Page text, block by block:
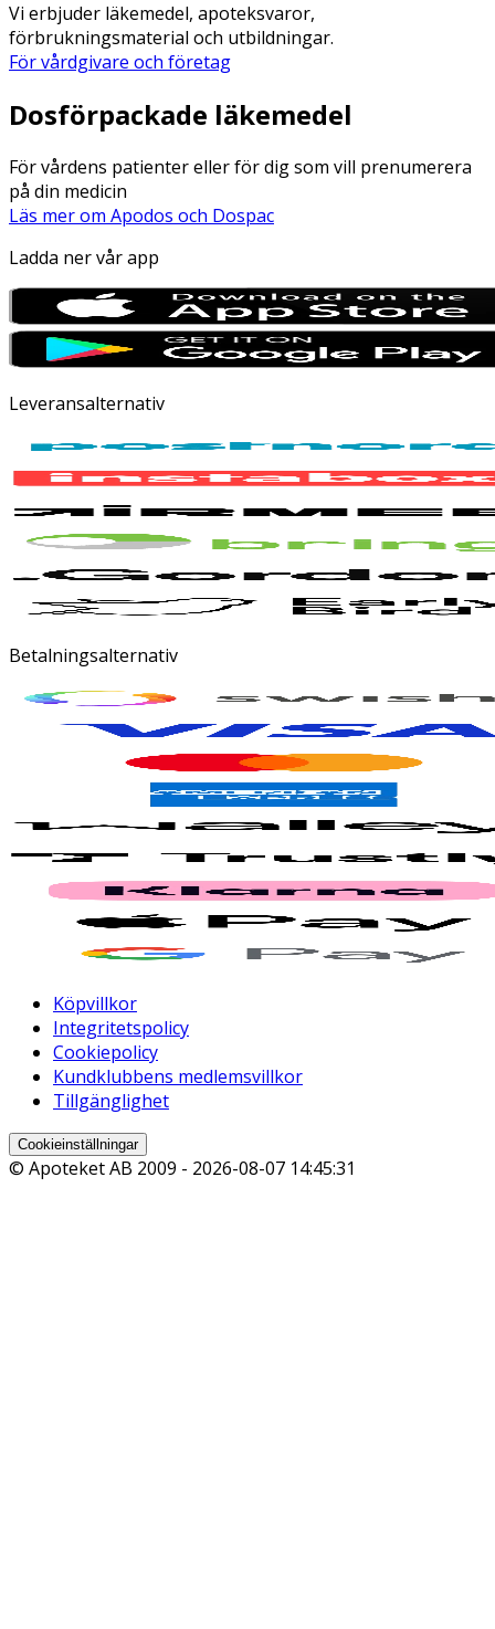
Vi erbjuder läkemedel, apoteksvaror,
förbrukningsmaterial och utbildningar.
För vårdgivare och företag
Dosförpackade läkemedel
För vårdens patienter eller för dig som vill prenumerera
på din medicin
Läs mer om Apodos och Dospac
Ladda ner vår app
Leveransalternativ
Betalningsalternativ
Köpvillkor
Integritetspolicy
Cookiepolicy
Kundklubbens medlemsvillkor
Tillgänglighet
Cookieinställningar
© Apoteket AB 2009 - 2026-08-07 14:45:31